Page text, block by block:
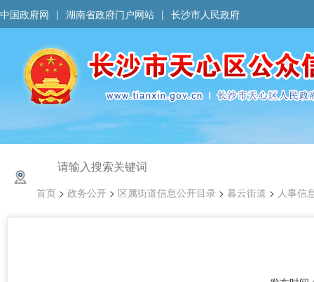
中国政府网 | 湖南省政府门户网站 | 长沙市人民政府
首页 > 政务公开 > 区属街道信息公开目录 > 暮云街道 > 人事信